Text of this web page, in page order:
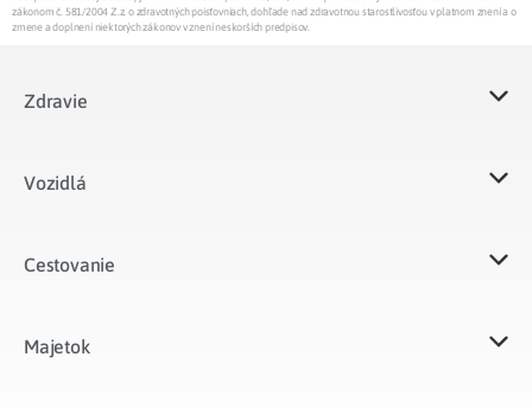
zákonom č. 581/2004 Z.z. o zdravotných poisťovniach, dohľade nad zdravotnou starostlivosťou v platnom znení a o
zmene a doplnení niektorých zákonov v znení neskorších predpisov.
Zdravie
Vozidlá​
Cestovanie
Majetok​